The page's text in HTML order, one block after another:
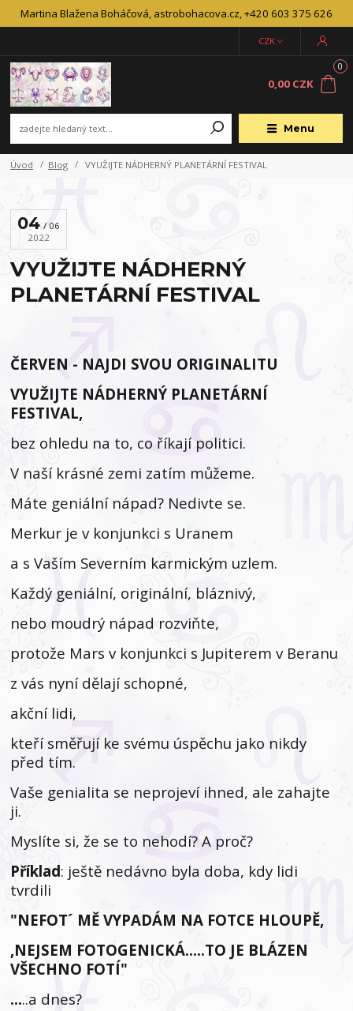
Martina Blažena Boháčová, astrobohacova.cz, +420 603 375 626
Menu
CZK
0
0,00 CZK
Úvod Blog VYUŽIJTE NÁDHERNÝ PLANETÁRNÍ FESTIVAL
04
06
2022
VYUŽIJTE NÁDHERNÝ
PLANETÁRNÍ FESTIVAL
ČERVEN - NAJDI SVOU ORIGINALITU
VYUŽIJTE NÁDHERNÝ PLANETÁRNÍ
FESTIVAL,
bez ohledu na to, co říkají politici.
V naší krásné zemi zatím můžeme.
Máte geniální nápad? Nedivte se.
Merkur je v konjunkci s Uranem
a s Vaším Severním karmickým uzlem.
Každý geniální, originální, bláznivý,
nebo moudrý nápad rozviňte,
protože Mars v konjunkci s Jupiterem v Beranu
z vás nyní dělají schopné,
akční lidi,
kteří směřují ke svému úspěchu jako nikdy
před tím.
Vaše genialita se neprojeví ihned, ale zahajte
ji.
Myslíte si, že se to nehodí? A proč?
Příklad: ještě nedávno byla doba, kdy lidi
tvrdili
"NEFOT´ MĚ VYPADÁM NA FOTCE HLOUPĚ,
,NEJSEM FOTOGENICKÁ…..TO JE BLÁZEN
VŠECHNO FOTÍ"
…..a dnes?